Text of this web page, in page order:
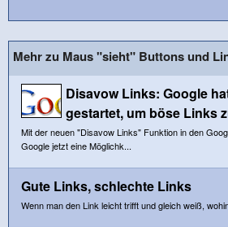
Mehr zu Maus "sieht" Buttons und
Disavow Links: Google
gestartet, um böse Links
Mit der neuen "Disavow Links" Funktion in den
Google jetzt eine Möglichk...
Gute Links, schlechte Links
Wenn man den Link leicht trifft und gleich weiß,